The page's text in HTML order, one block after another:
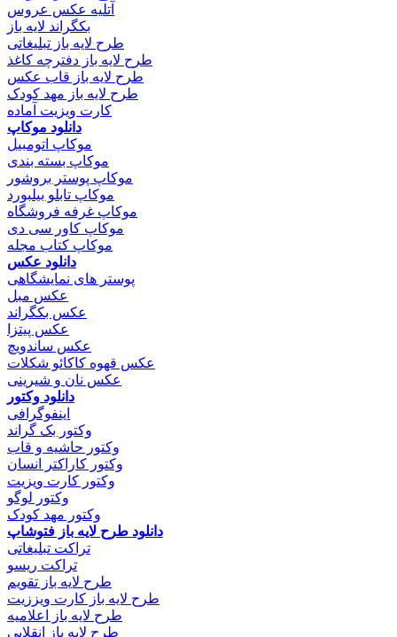
آتلیه عکس عروس
بکگراند لایه باز
طرح لایه باز تبلیغاتی
طرح لایه باز دفترچه کاغذ
طرح لایه باز قاب عکس
طرح لایه باز مهد کودک
کارت ویزیت آماده
دانلود موکاپ
موکاپ اتومبیل
موکاپ بسته بندی
موکاپ پوستر بروشور
موکاپ تابلو بیلبورد
موکاپ غرفه فروشگاه
موکاپ کاور سی دی
موکاپ کتاب مجله
دانلود عکس
پوستر های نمایشگاهی
عکس مبل
عکس بکگراند
عکس پیتزا
عکس ساندویچ
عکس قهوه کاکائو شکلات
عکس نان و شیرینی
دانلود وکتور
اینفوگرافی
وکتور بک گراند
وکتور حاشیه و قاب
وکتور کاراکتر انسان
وکتور کارت ویزیت
وکتور لوگو
وکتور مهد کودک
دانلود طرح لایه باز فتوشاپ
تراکت تبلیغاتی
تراکت ریسو
طرح لایه باز تقویم
طرح لایه باز کارت ویززیت
طرح لایه باز اعلامیه
طرح لایه باز انقلابی